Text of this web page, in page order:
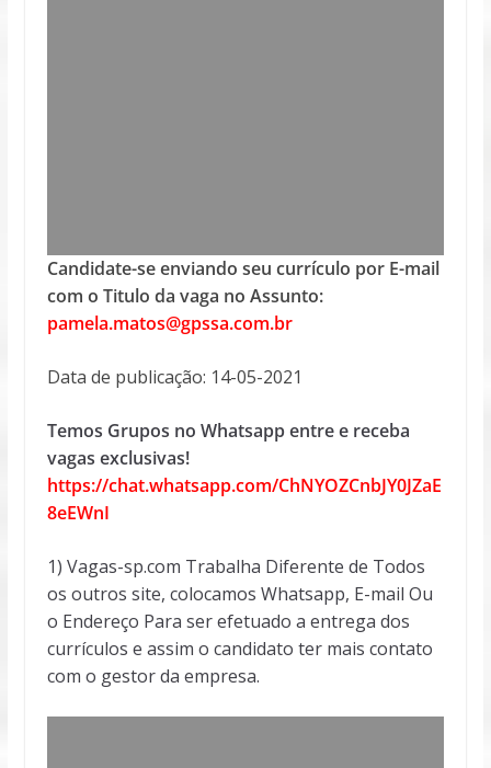
Candidate-se enviando seu currículo por E-mail
com o Titulo da vaga no Assunto:
pamela.matos@gpssa.com.br
Data de publicação: 14-05-2021
Temos Grupos no Whatsapp entre e receba
vagas exclusivas!
https://chat.whatsapp.com/ChNYOZCnbJY0JZaE
8eEWnI
1) Vagas-sp.com Trabalha Diferente de Todos
os outros site, colocamos Whatsapp, E-mail Ou
o Endereço Para ser efetuado a entrega dos
currículos e assim o candidato ter mais contato
com o gestor da empresa.